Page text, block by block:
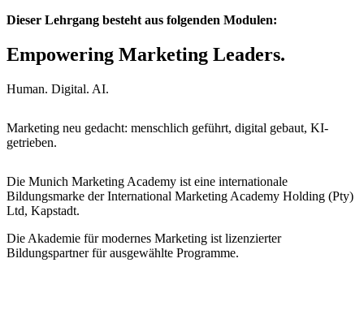
Dieser Lehrgang besteht aus folgenden Modulen:
Empowering Marketing Leaders.
Human. Digital. AI.
Marketing neu gedacht: menschlich geführt, digital gebaut, KI-
getrieben.
Die Munich Marketing Academy ist eine internationale
Bildungsmarke der International Marketing Academy Holding (Pty)
Ltd, Kapstadt.
Die Akademie für modernes Marketing ist lizenzierter
Bildungspartner für ausgewählte Programme.